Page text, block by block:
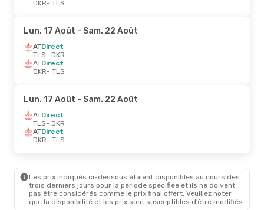
DKR- TLS
Lun. 17 Août - Sam. 22 Août
ATDirect
TLS- DKR
ATDirect
DKR- TLS
Lun. 17 Août - Sam. 22 Août
ATDirect
TLS- DKR
ATDirect
DKR- TLS
Les prix indiqués ci-dessous étaient disponibles au cours des
trois derniers jours pour la période spécifiée et ils ne doivent
pas être considérés comme le prix final offert. Veuillez noter
que la disponibilité et les prix sont susceptibles d’être modifiés.